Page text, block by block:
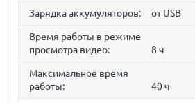
Зарядка аккумуляторов: от USB
Время работы в режиме
просмотра видео:
8 ч
Максимальное время
работы:
40 ч